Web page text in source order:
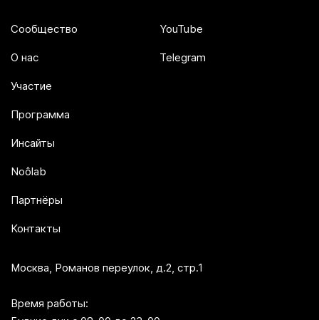
Сообщество
О нас
Участие
Программа
Инсайты
Noôlab
Партнёры
Контакты
YouTube
Telegram
Москва, Романов переулок, д.2, стр.1
Время работы: